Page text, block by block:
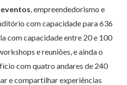
eventos , empreendedorismo e
com capacidade para 636
com capacidade entre 20 e 100
e reuniões, e ainda o
com quatro andares de 240
e compartilhar experiências